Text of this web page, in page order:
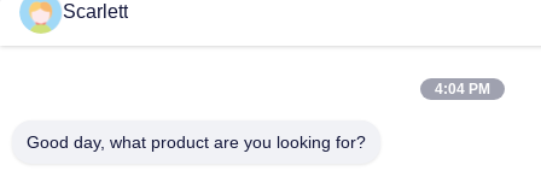
Scarlett
4:04 PM
Good day, what product are you looking for?